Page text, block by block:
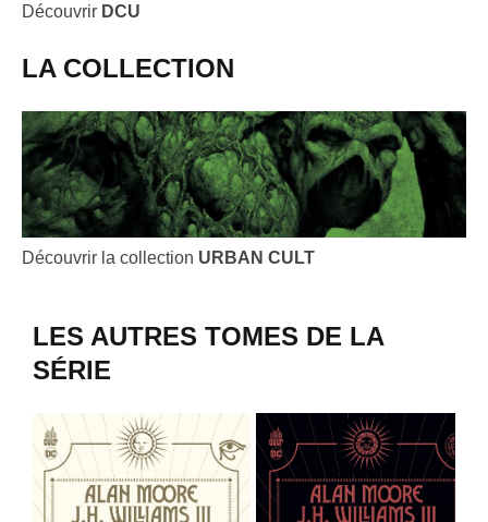
Découvrir DCU
LA COLLECTION
Découvrir la collection URBAN CULT
LES AUTRES TOMES DE LA
SÉRIE